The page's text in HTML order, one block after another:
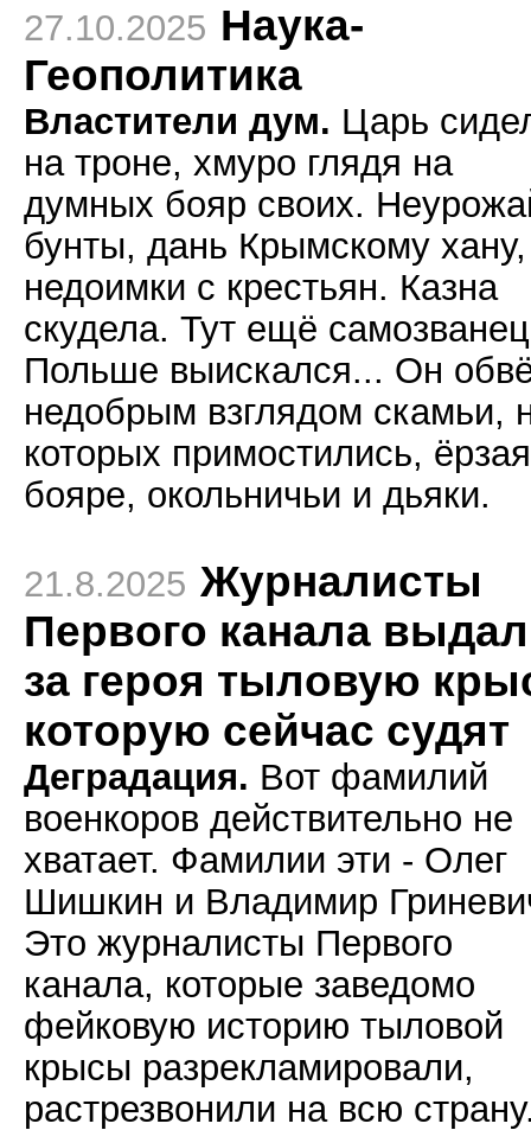
27.10.2025 Наука-
Геополитика
Властители дум. Царь
на троне, хмуро глядя на
думных бояр своих.
бунты, дань Крымскому хану,
недоимки с крестьян. Казна
скудела. Тут ещё
Польше выискался... Он
недобрым взглядом скамьи,
которых примостились,
бояре, окольничьи и дьяки.
21.8.2025 Журналисты
Первого канала
за героя тыловую
которую сейчас судят
Деградация. Вот фамилий
военкоров действительно не
хватает. Фамилии эти - Олег
Шишкин и Владимир
Это журналисты Первого
канала, которые заведомо
фейковую историю тыловой
крысы разрекламировали,
растрезвонили на всю